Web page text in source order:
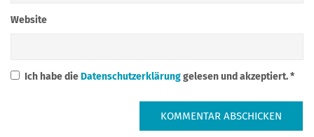
Website
Ich habe dieDatenschutzerklärunggelesen und akzeptiert.*